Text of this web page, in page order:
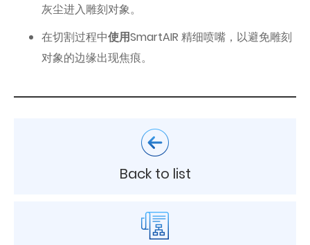
灰尘进入雕刻对象。
在切割过程中使用SmartAIR 精细喷嘴，以避免雕刻
对象的边缘出现焦痕。
Back to list